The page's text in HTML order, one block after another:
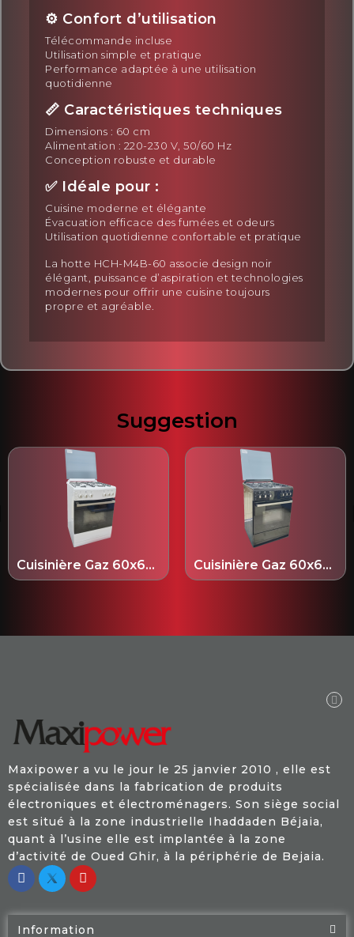
⚙️ Confort d’utilisation
Télécommande incluse
Utilisation simple et pratique
Performance adaptée à une utilisation
quotidienne
📏 Caractéristiques techniques
Dimensions : 60 cm
Alimentation : 220-230 V, 50/60 Hz
Conception robuste et durable
✅ Idéale pour :
Cuisine moderne et élégante
Évacuation efficace des fumées et odeurs
Utilisation quotidienne confortable et pratique
La hotte HCH-M4B-60 associe design noir
élégant, puissance d’aspiration et technologies
modernes pour offrir une cuisine toujours
propre et agréable.
Suggestion
Cuisinière Gaz 60x60 cm Blanche - HGC4W05DZ60 Cuisinière Gaz 60x60 cm Noir - HGC4B03DZ60
Maxipower a vu le jour le 25 janvier 2010 , elle est
spécialisée dans la fabrication de produits
électroniques et électroménagers. Son siège social
est situé à la zone industrielle Ihaddaden Béjaia,
quant à l’usine elle est implantée à la zone
d’activité de Oued Ghir, à la périphérie de Bejaia.
Information